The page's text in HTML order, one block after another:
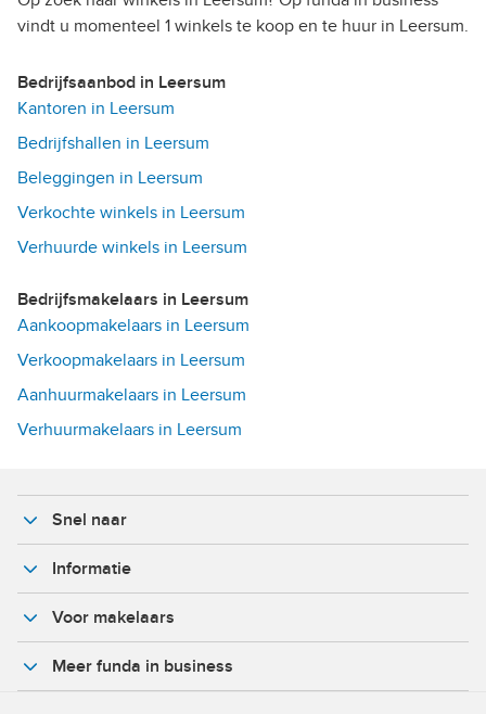
vindt u momenteel 1 winkels te koop en te huur in Leersum.
Bedrijfsaanbod in Leersum
Kantoren in Leersum
Bedrijfshallen in Leersum
Beleggingen in Leersum
Verkochte winkels in Leersum
Verhuurde winkels in Leersum
Bedrijfsmakelaars in Leersum
Aankoopmakelaars in Leersum
Verkoopmakelaars in Leersum
Aanhuurmakelaars in Leersum
Verhuurmakelaars in Leersum
Snel naar
Informatie
Voor makelaars
Meer funda in business